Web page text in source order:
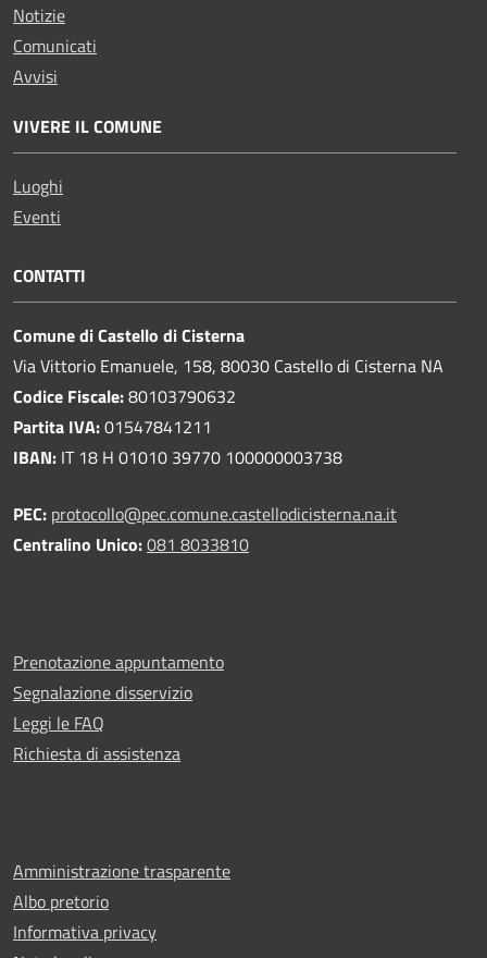
Notizie
Comunicati
Avvisi
VIVERE IL COMUNE
Luoghi
Eventi
CONTATTI
Comune di Castello di Cisterna
Via Vittorio Emanuele, 158, 80030 Castello di Cisterna NA
Codice Fiscale:80103790632
Partita IVA:01547841211
IBAN: IT 18 H 01010 39770 100000003738
PEC: protocollo@pec.comune.castellodicisterna.na.it
Centralino Unico:081 8033810
Prenotazione appuntamento
Segnalazione disservizio
Leggi le FAQ
Richiesta di assistenza
Amministrazione trasparente
Albo pretorio
Informativa privacy